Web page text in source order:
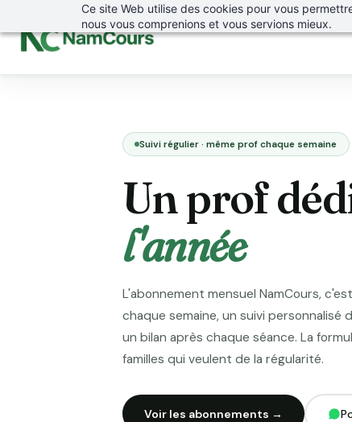
Ce site Web utilise des cookies pour vous
nous vous comprenions et vous servions mieux.
content
Suivi régulier · même prof chaque semaine
Un prof
l'année
L'abonnement mensuel NamCours,
chaque semaine, un suivi personnalisé
un bilan après chaque séance. La
familles qui veulent de la régularité.
Voir les abonnements →